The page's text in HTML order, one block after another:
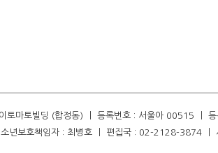
토마토빌딩 (합정동) ㅣ 등록번호 : 서울아 00515 ㅣ
소년보호책임자 : 최병호 ㅣ 편집국 : 02-2128-3874